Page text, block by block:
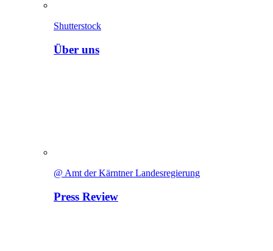
Shutterstock
Über uns
@ Amt der Kärntner Landesregierung
Press Review